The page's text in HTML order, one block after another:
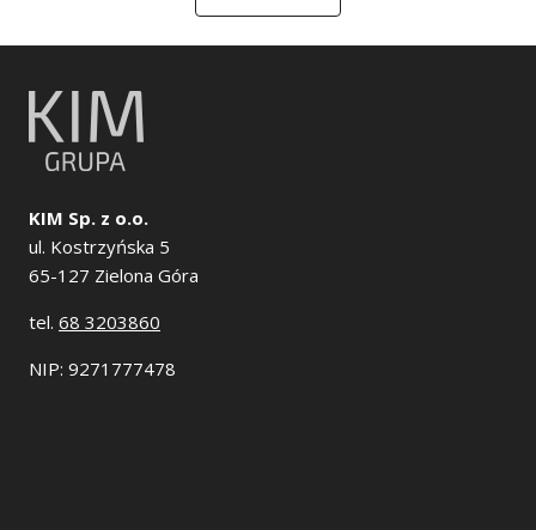
KIM Sp. z o.o.
ul. Kostrzyńska 5
65-127 Zielona Góra
tel. 68 3203860
NIP: 9271777478